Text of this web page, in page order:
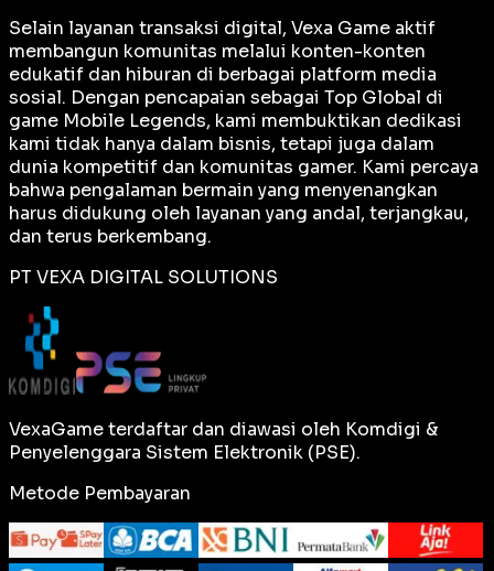
Selain layanan transaksi digital, Vexa Game aktif
membangun komunitas melalui konten-konten
edukatif dan hiburan di berbagai platform media
sosial. Dengan pencapaian sebagai Top Global di
game Mobile Legends, kami membuktikan dedikasi
kami tidak hanya dalam bisnis, tetapi juga dalam
dunia kompetitif dan komunitas gamer. Kami percaya
bahwa pengalaman bermain yang menyenangkan
harus didukung oleh layanan yang andal, terjangkau,
dan terus berkembang.
PT VEXA DIGITAL SOLUTIONS
VexaGame terdaftar dan diawasi oleh Komdigi &
Penyelenggara Sistem Elektronik (PSE).
Metode Pembayaran